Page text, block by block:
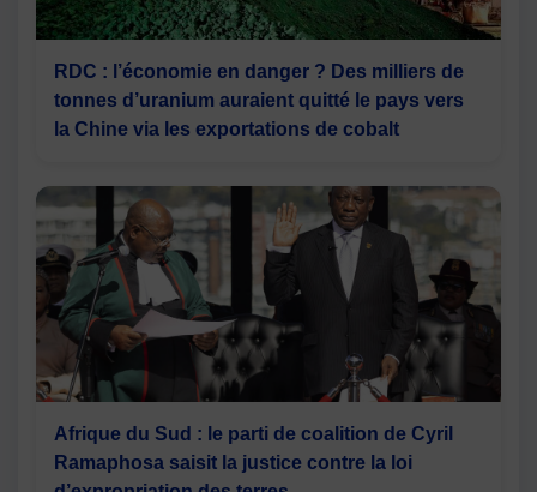
RDC : l’économie en danger ? Des milliers de
tonnes d’uranium auraient quitté le pays vers
la Chine via les exportations de cobalt
Afrique du Sud : le parti de coalition de Cyril
Ramaphosa saisit la justice contre la loi